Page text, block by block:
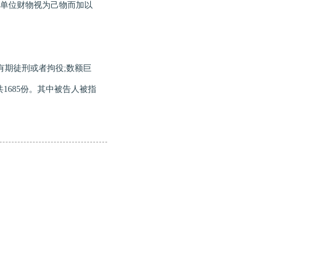
位财物视为己物而加以
徒刑或者拘役;数额巨
份。其中被告人被指